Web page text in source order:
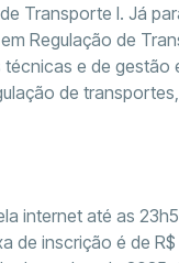
Transporte I. Já
Regulação de
e de gestão
de
internet até as
de inscrição é de